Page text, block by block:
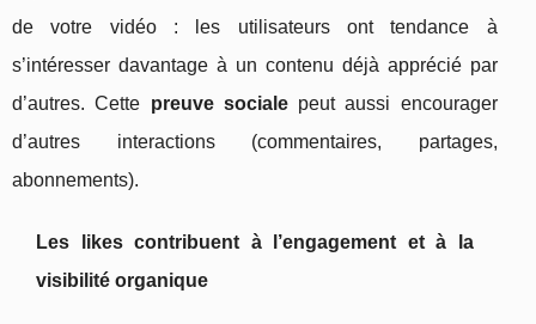
de votre vidéo : les utilisateurs ont tendance à
s’intéresser davantage à un contenu déjà apprécié par
d’autres. Cette preuve socialepeut aussi encourager
d’autres interactions (commentaires, partages,
abonnements).
Les likes contribuent à l’engagement et à la
visibilité organique